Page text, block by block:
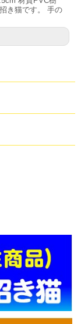
き猫です。 手の